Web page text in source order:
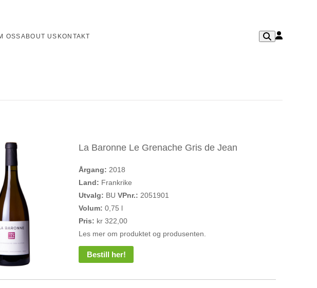
OSSABOUT US KONTAKT
La Baronne Le Grenache Gris de Jean
Årgang: 2018
Land: Frankrike
Utvalg: BUVPnr.: 2051901
Volum:0,75 l
Pris: kr 322,00
Les mer om produktet og produsenten.
Bestill her!